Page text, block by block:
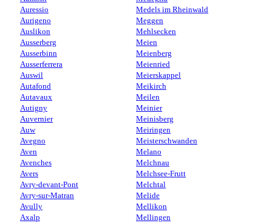
Auressio
Aurigeno
Auslikon
Ausserberg
Ausserbinn
Ausserferrera
Auswil
Autafond
Autavaux
Autigny
Auvernier
Auw
Avegno
Aven
Avenches
Avers
Avry-devant-Pont
Avry-sur-Matran
Avully
Axalp
Medels im Rheinwald
Meggen
Mehlsecken
Meien
Meienberg
Meienried
Meierskappel
Meikirch
Meilen
Meinier
Meinisberg
Meiringen
Meisterschwanden
Melano
Melchnau
Melchsee-Frutt
Melchtal
Melide
Mellikon
Mellingen